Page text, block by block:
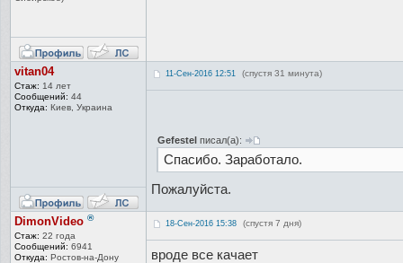
vitan04
Стаж: 14 лет
Сообщений: 44
Откуда: Киев, Украина
11-Сен-2016 12:51 (спустя 31 минута)
Gefestelписал(а):
Спасибо. Заработало.
Пожалуйста.
DimonVideo ®
Стаж: 22 года
Сообщений: 6941
Откуда: Ростов-на-Дону
18-Сен-2016 15:38 (спустя 7 дня)
вроде все качает